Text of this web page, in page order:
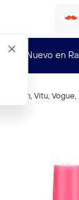
¿Nuevo en
Nailen, Vitu, Vogue,